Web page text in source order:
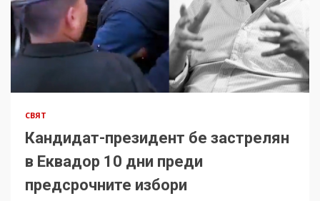
СВЯТ
Кандидат-президент бе застрелян
в Еквадор 10 дни преди
предсрочните избори